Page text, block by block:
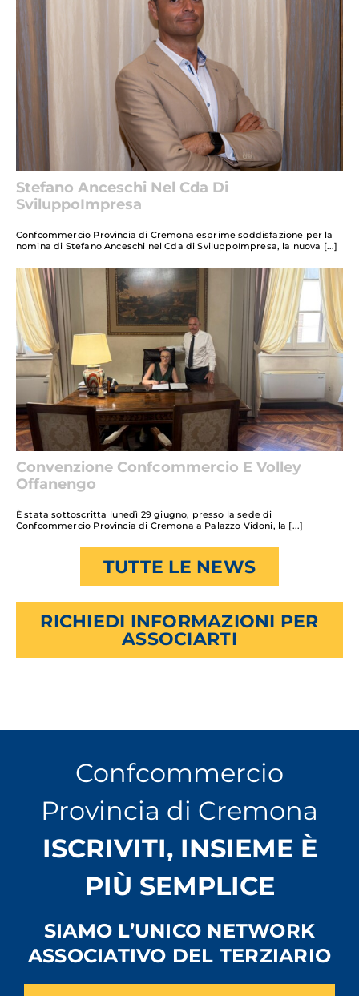
Stefano Anceschi Nel Cda Di
SviluppoImpresa
Confcommercio Provincia di Cremona esprime soddisfazione per la
nomina di Stefano Anceschi nel Cda di SviluppoImpresa, la nuova
Convenzione Confcommercio E Volley
Offanengo
È stata sottoscritta lunedì 29 giugno, presso la sede di
Confcommercio Provincia di Cremona a Palazzo Vidoni, la
TUTTE LE NEWS
RICHIEDI INFORMAZIONI PER
ASSOCIARTI
Confcommercio
Provincia di Cremona
ISCRIVITI, INSIEME È
PIÙ SEMPLICE
SIAMO L’UNICO NETWORK
ASSOCIATIVO DEL TERZIARIO